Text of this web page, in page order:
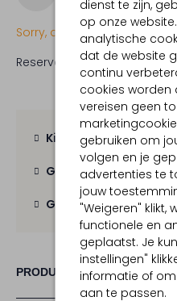
dienst te zijn,
op onze
analytische
dat de website
continu
cookies worden
vereisen geen
gebruiken om
volgen en je
advertenties te
jouw
"Weigeren" klikt,
functionele en
geplaatst. Je
instellingen"
informatie of
aan te passen.
Sorry, dit item is
Reserveer direct in een van
Kies zelf je
Gratis verzending
Gratis retourbinnen
PRODUCT INFORMATIE